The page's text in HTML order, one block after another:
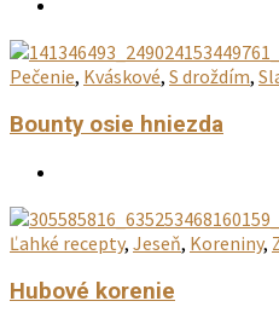
Pečenie, Kváskové, S droždím,
Bounty osie hniezda
Ľahké recepty, Jeseň, Koreniny,
Hubové korenie